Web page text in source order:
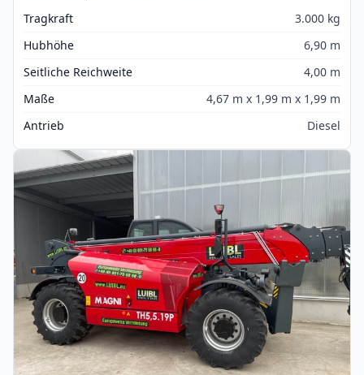
Tragkraft
3.000 kg
Hubhöhe
6,90 m
Seitliche Reichweite
4,00 m
Maße
4,67 m x 1,99 m x 1,99 m
Antrieb
Diesel